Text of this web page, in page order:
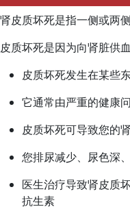
肾皮质坏死是指一侧或两
皮质坏死是因为向肾脏供
皮质坏死发生在某些
它通常由严重的健康
皮质坏死可导致您的
您排尿减少、尿色深
医生治疗导致肾皮质
抗生素